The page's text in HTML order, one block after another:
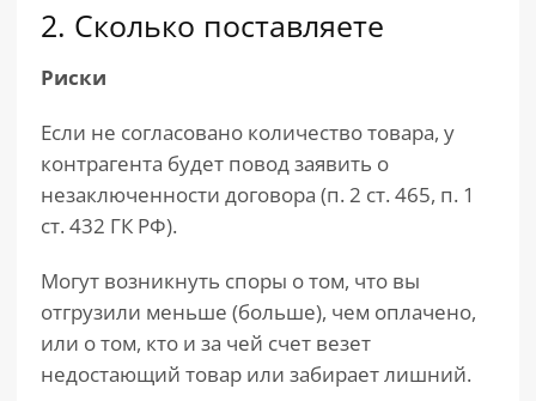
2. Сколько поставляете
Риски
Если не согласовано количество товара, у
контрагента будет повод заявить о
незаключенности договора (п. 2 ст. 465, п. 1
ст. 432 ГК РФ).
Могут возникнуть споры о том, что вы
отгрузили меньше (больше), чем оплачено,
или о том, кто и за чей счет везет
недостающий товар или забирает лишний.